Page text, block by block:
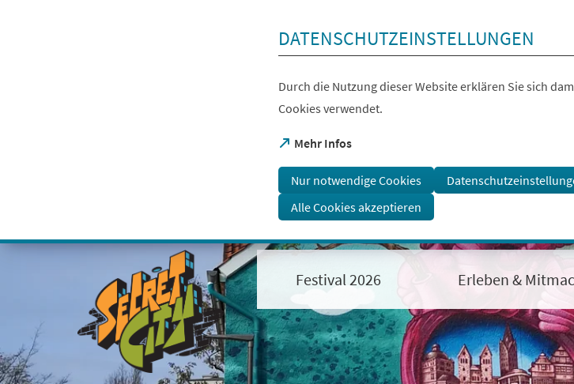
Visuelle
ALT
+
1
DATENSCHUTZEINSTELLUNGEN
Durch die Nutzung dieser Website erklären Sie sich
Cookies verwendet.
Mehr Infos
(Öffnet
einem
neuen
Tab)
Nur notwendige Cookies
Alle Cookies akzeptieren
Festival 2026 Erleben &